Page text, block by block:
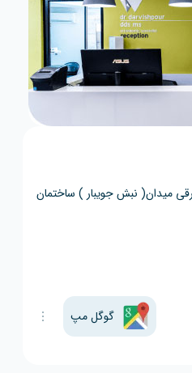
میدان( نبش جویبار ) ساختمان
گوگل مپ